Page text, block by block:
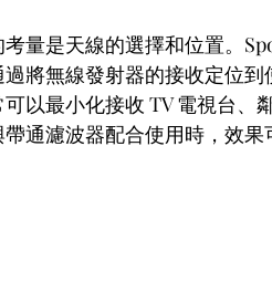
量是天線的選擇和位置。
將無線發射器的接收定位
以最小化接收 TV 電視台、
通濾波器配合使用時，效果